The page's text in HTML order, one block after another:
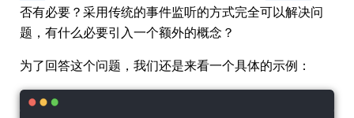
否有必要？采用传统的事件监听的方式完全可以解决问
题，有什么必要引入一个额外的概念？
为了回答这个问题，我们还是来看一个具体的示例：